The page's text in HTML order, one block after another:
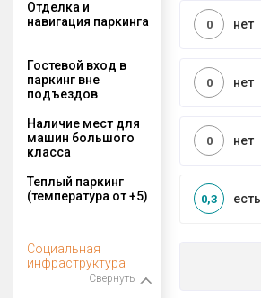
Отделка и
навигация паркинга
нет
0
Гостевой вход в
паркинг вне
подъездов
нет
0
Наличие мест для
машин большого
класса
нет
0
Теплый паркинг
(температура от +5)
есть
0,3
Социальная
инфраструктура
Свернуть